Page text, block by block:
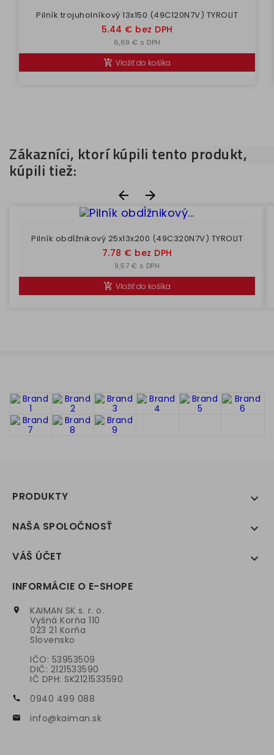
Pilník trojuholníkový 13x150 (49C120N7V) TYROLIT
Cena
5.44 € bez DPH
6,69 € s DPH
 Vložiť do košíka
Zákazníci, ktorí kúpili tento produkt,
kúpili tiež:
 
Pilník obdĺžnikový 25x13x200 (49C320N7V) TYROLIT
Cena
7.78 € bez DPH
9,57 € s DPH
 Vložiť do košíka
PRODUKTY 
NAŠA SPOLOČNOSŤ 
VÁŠ ÚČET 
INFORMÁCIE O E-SHOPE

KAIMAN SK s. r. o.
Vyšná Korňa 110
023 21 Korňa
Slovensko
IČO: 53953509
DIČ: 2121533590
IČ DPH: SK2121533590
 0940 499 088
 info@kaiman.sk